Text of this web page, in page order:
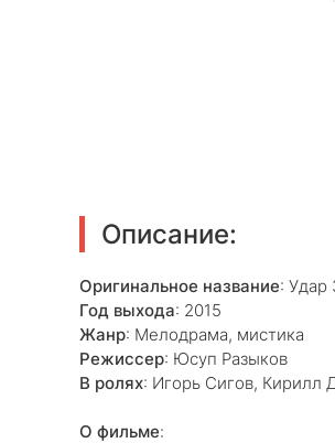
Описание:
Оригинальное название: Удар
Год выхода: 2015
Жанр: Мелодрама, мистика
Режиссер: Юсуп Разыков
В ролях: Игорь Сигов, Кирилл
О фильме: